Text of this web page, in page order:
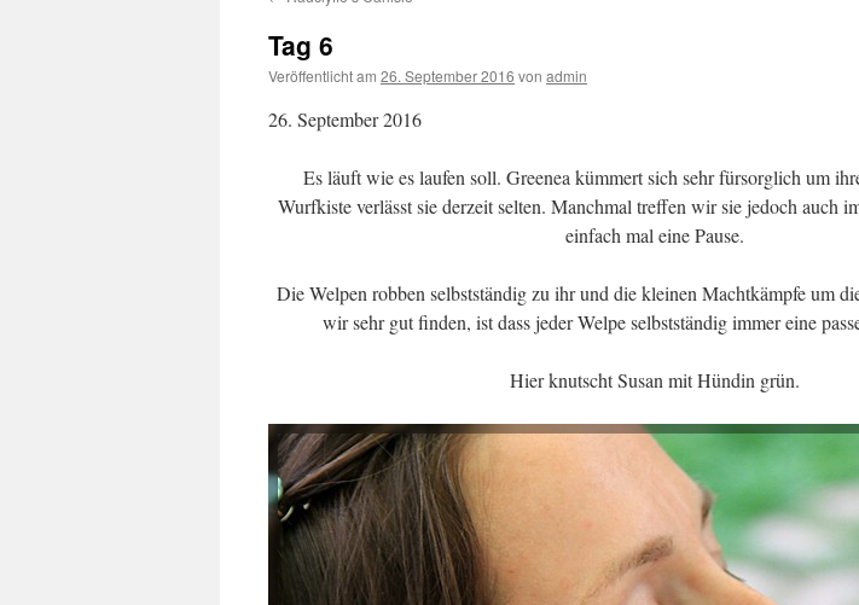
Tag 6
Veröffentlicht am 26. September 2016 von admin
26. September 2016
Es läuft wie es laufen soll. Greenea kümmert sich sehr fürsorglich um
Wurfkiste verlässt sie derzeit selten. Manchmal treffen wir sie jedoch auch
einfach mal eine Pause.
Die Welpen robben selbstständig zu ihr und die kleinen Machtkämpfe um
wir sehr gut finden, ist dass jeder Welpe selbstständig immer eine
Hier knutscht Susan mit Hündin grün.